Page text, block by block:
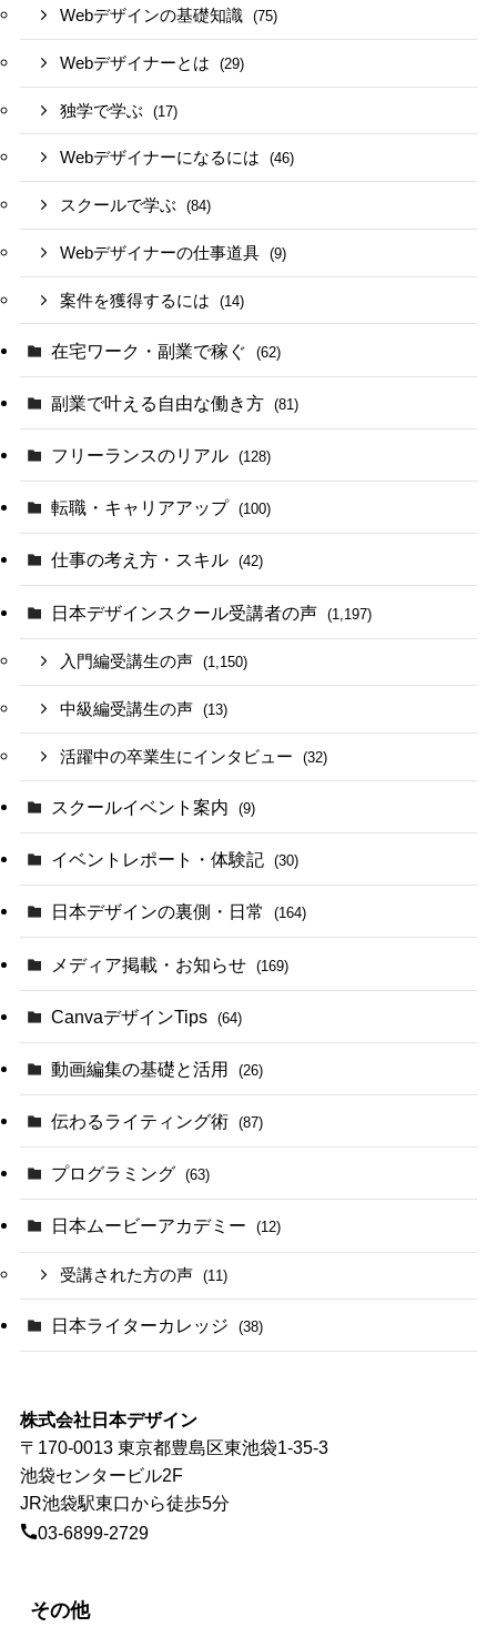
Webデザインの基礎知識 (75)
Webデザイナーとは (29)
独学で学ぶ (17)
Webデザイナーになるには (46)
スクールで学ぶ (84)
Webデザイナーの仕事道具 (9)
案件を獲得するには (14)
在宅ワーク・副業で稼ぐ (62)
副業で叶える自由な働き方 (81)
フリーランスのリアル (128)
転職・キャリアアップ (100)
仕事の考え方・スキル (42)
日本デザインスクール受講者の声 (1,197)
入門編受講生の声 (1,150)
中級編受講生の声 (13)
活躍中の卒業生にインタビュー (32)
スクールイベント案内 (9)
イベントレポート・体験記 (30)
日本デザインの裏側・日常 (164)
メディア掲載・お知らせ (169)
CanvaデザインTips (64)
動画編集の基礎と活用 (26)
伝わるライティング術 (87)
プログラミング (63)
日本ムービーアカデミー (12)
受講された方の声 (11)
日本ライターカレッジ (38)
株式会社日本デザイン
〒170-0013 東京都豊島区東池袋1-35-3
池袋センタービル2F
JR池袋駅東口から徒歩5分
03-6899-2729
その他